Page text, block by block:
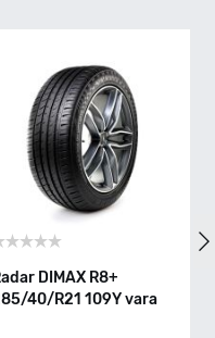
Nexen NFERA SPORT
285/40/R21 109Y XL